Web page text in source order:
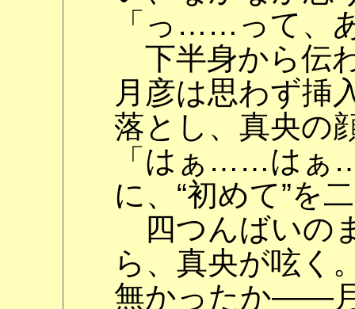
「っ……って、
下半身から伝
月彦は思わず挿
落とし、真央の
「はぁ……は
に、“初めて”
四つんばいの
ら、真央が呟く
無かったか――